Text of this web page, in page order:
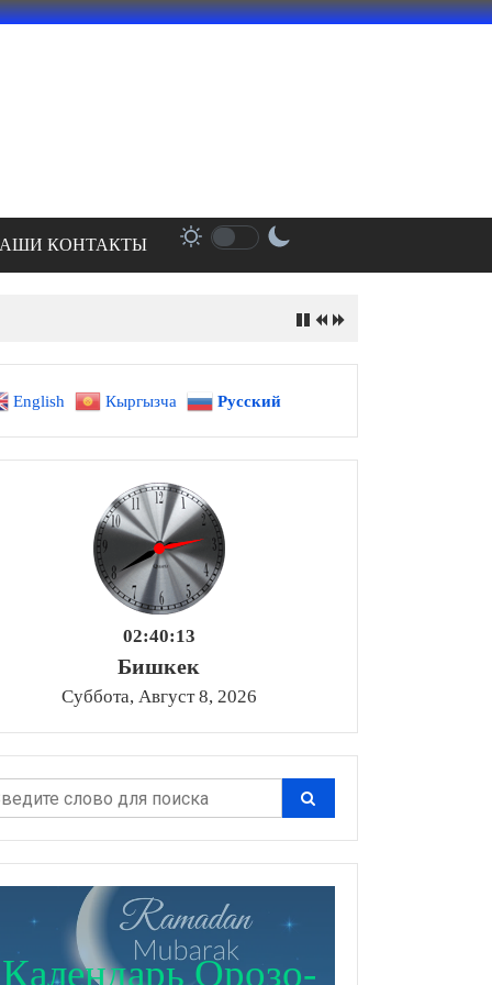
КОНТАКТЫ
English Кыргызча Русский
02:40:14
Бишкек
Суббота, Август 8, 2026
Календарь Орозо-